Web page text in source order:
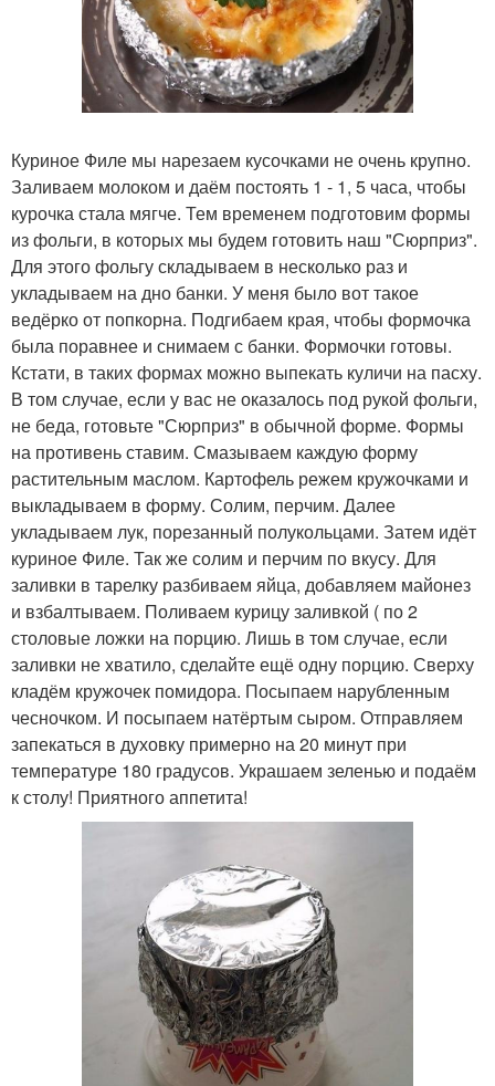
Куриное Филе мы нарезаем кусочками не очень крупно.
Заливаем молоком и даём постоять 1 - 1, 5 часа, чтобы
курочка стала мягче. Тем временем подготовим формы
из фольги, в которых мы будем готовить наш "Сюрприз".
Для этого фольгу складываем в несколько раз и
укладываем на дно банки. У меня было вот такое
ведёрко от попкорна. Подгибаем края, чтобы формочка
была поравнее и снимаем с банки. Формочки готовы.
Кстати, в таких формах можно выпекать куличи на пасху.
В том случае, если у вас не оказалось под рукой фольги,
не беда, готовьте "Сюрприз" в обычной форме. Формы
на противень ставим. Смазываем каждую форму
растительным маслом. Картофель режем кружочками и
выкладываем в форму. Солим, перчим. Далее
укладываем лук, порезанный полукольцами. Затем идёт
куриное Филе. Так же солим и перчим по вкусу. Для
заливки в тарелку разбиваем яйца, добавляем майонез
и взбалтываем. Поливаем курицу заливкой ( по 2
столовые ложки на порцию. Лишь в том случае, если
заливки не хватило, сделайте ещё одну порцию. Сверху
кладём кружочек помидора. Посыпаем нарубленным
чесночком. И посыпаем натёртым сыром. Отправляем
запекаться в духовку примерно на 20 минут при
температуре 180 градусов. Украшаем зеленью и подаём
к столу! Приятного аппетита!